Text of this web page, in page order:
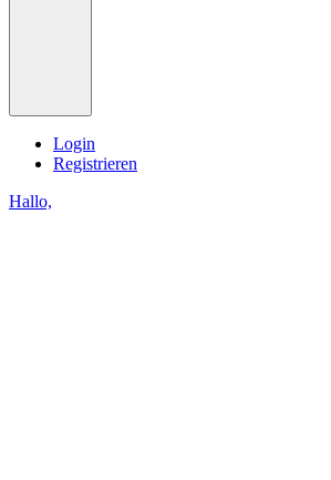
Login
Registrieren
Hallo,